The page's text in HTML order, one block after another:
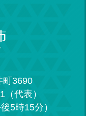
町3690
代表）
5時15分）